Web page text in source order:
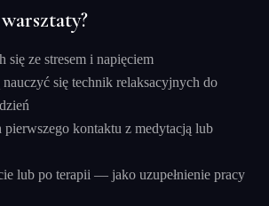
się ze stresem i napięciem
się technik relaksacyjnych do
pierwszego kontaktu z medytacją lub
lub po terapii — jako uzupełnienie pracy